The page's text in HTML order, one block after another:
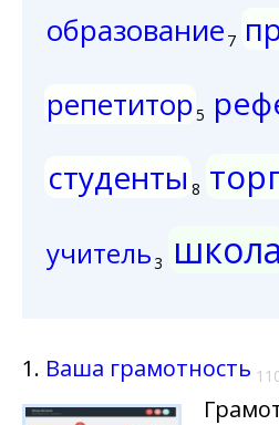
образование 7
репетитор5
студенты 8
учитель3 школа
1. Ваша грамотность